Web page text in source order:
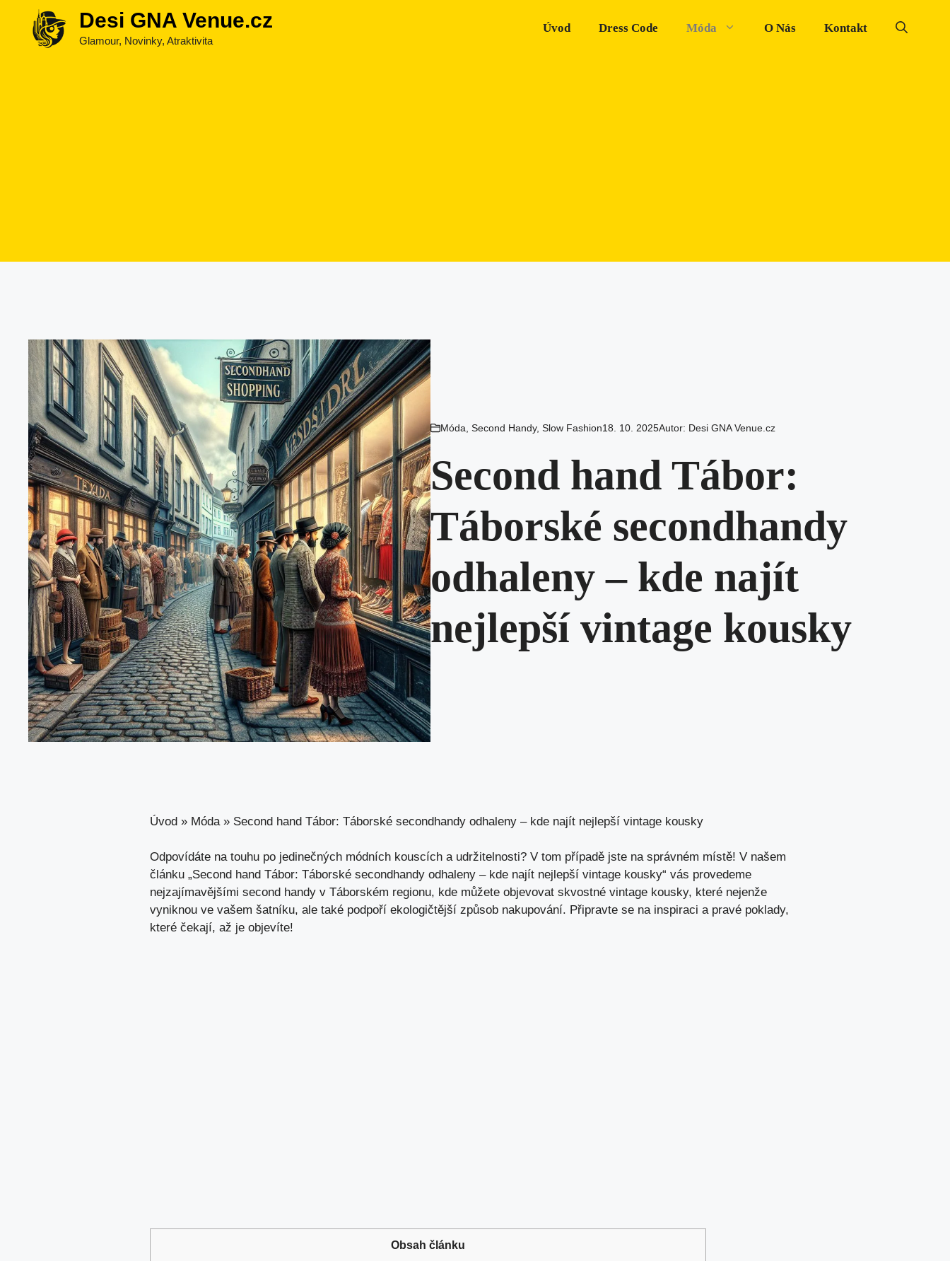
Přeskočit
Desi GNA Venue.cz
Glamour, Novinky, Atraktivita
Úvod Dress Code Móda O Nás Kontakt
Móda Second Handy, Slow Fashion18. 10. 2025Autor: Desi GNA Venue.cz
Second hand Tábor:
Táborské secondhandy
odhaleny – kde najít
nejlepší vintage kousky
Úvod » Móda » Second hand Tábor: Táborské secondhandy odhaleny – kde najít nejlepší vintage kousky
Odpovídáte na touhu po jedinečných módních kouscích a udržitelnosti? V tom případě jste na správném místě! V našem
článku „Second hand Tábor: Táborské secondhandy odhaleny – kde najít nejlepší vintage kousky“ vás provedeme
nejzajímavějšími second handy v Táborském regionu, kde můžete objevovat skvostné vintage kousky, které nejenže
vyniknou ve vašem šatníku, ale také podpoří ekologičtější způsob nakupování. Připravte se na inspiraci a pravé poklady,
které čekají, až je objevíte!
Obsah článku